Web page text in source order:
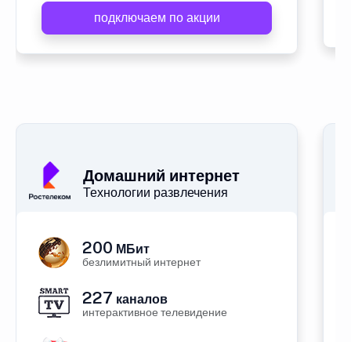
подключаем по акции
Домашний интернет
Технологии развлечения
200 МБит
безлимитный интернет
227 каналов
интерактивное телевидение